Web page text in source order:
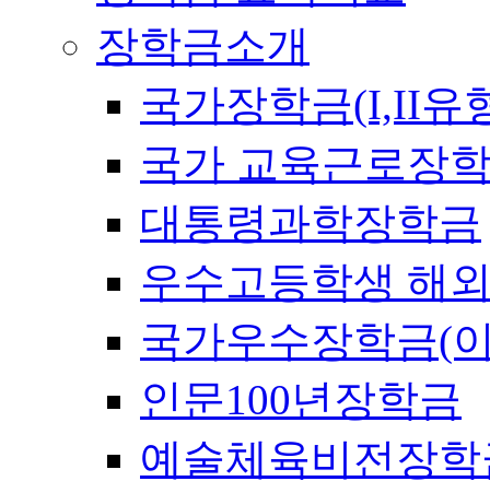
장학금소개
국가장학금(I,II유
국가 교육근로장
대통령과학장학금
우수고등학생 해
국가우수장학금(
인문100년장학금
예술체육비전장